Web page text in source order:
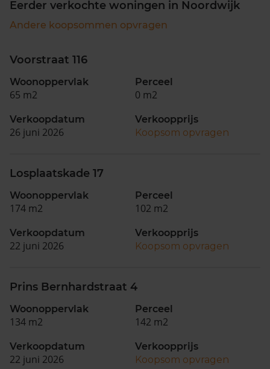
Eerder verkochte woningen in Noordwijk
Andere koopsommen opvragen
Voorstraat 116
Woonoppervlak
65 m2
Perceel
0 m2
Verkoopdatum
26 juni 2026
Verkoopprijs
Koopsom opvragen
Losplaatskade 17
Woonoppervlak
174 m2
Perceel
102 m2
Verkoopdatum
22 juni 2026
Verkoopprijs
Koopsom opvragen
Prins Bernhardstraat 4
Woonoppervlak
134 m2
Perceel
142 m2
Verkoopdatum
22 juni 2026
Verkoopprijs
Koopsom opvragen